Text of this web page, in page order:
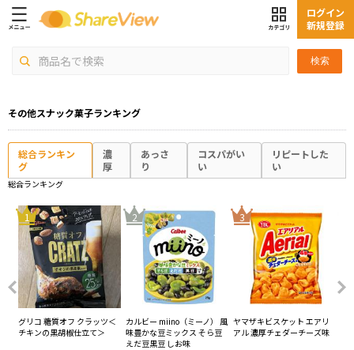
検索
ログイン
新規登録
その他スナック菓子ランキング
総合ランキン
グ
濃
厚
あっさ
り
コスパがい
い
リピートした
い
総合ランキング
1
グリコ 糖質オフ クラッツ＜
チキンの黒胡椒仕立て＞
2
カルビー miino（ミーノ） 風
味豊かな豆ミックス そら豆
えだ豆黒豆 しお味
3
ヤマザキビスケット エアリ
アル 濃厚チェダーチーズ味